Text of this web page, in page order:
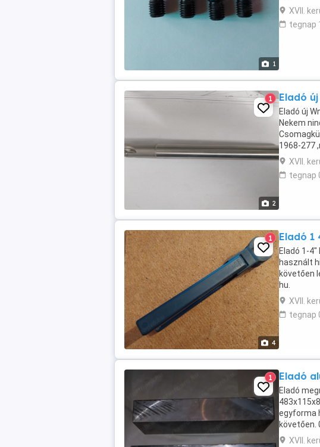
1
XVII.
tegnap
2
1 Eladó
Eladó új
Nekem
1968-277
XVII.
tegnap
4
1 Eladó 1
Eladó 1-
használt
követően
hu.
XVII.
tegnap
1 Eladó
Eladó
egyforma
követően.
XVII.